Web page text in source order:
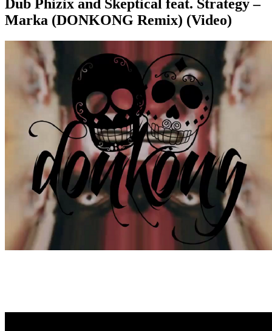
Dub Phizix and Skeptical feat. Strategy –
Marka (DONKONG Remix) (Video)